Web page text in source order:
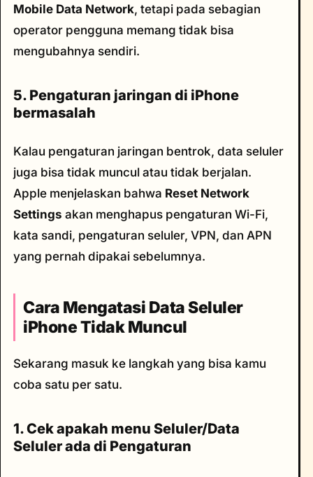
Mobile Data Network, tetapi pada sebagian
operator pengguna memang tidak bisa
mengubahnya sendiri.
5. Pengaturan jaringan di iPhone
bermasalah
Kalau pengaturan jaringan bentrok, data seluler
juga bisa tidak muncul atau tidak berjalan.
Apple menjelaskan bahwa Reset Network
Settings akan menghapus pengaturan Wi-Fi,
kata sandi, pengaturan seluler, VPN, dan APN
yang pernah dipakai sebelumnya.
Cara Mengatasi Data Seluler
iPhone Tidak Muncul
Sekarang masuk ke langkah yang bisa kamu
coba satu per satu.
1. Cek apakah menu Seluler/Data
Seluler ada di Pengaturan